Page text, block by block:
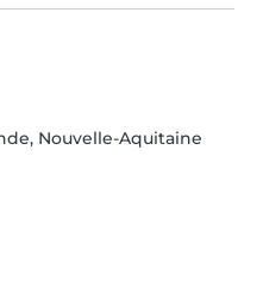
Nouvelle-Aquitaine